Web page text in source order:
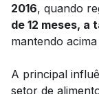
2016, quando
de 12 meses, a
mantendo
A principal
setor de